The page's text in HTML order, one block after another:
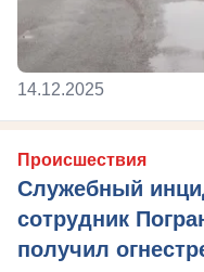
14.12.2025
Происшествия
Служебный
сотрудник
получил